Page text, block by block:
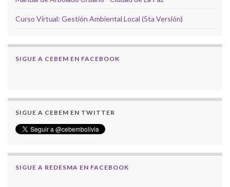
Curso Virtual: Gestión Ambiental Local (5ta Versión)
SIGUE A CEBEM EN FACEBOOK
SIGUE A CEBEM EN TWITTER
SIGUE A REDESMA EN FACEBOOK